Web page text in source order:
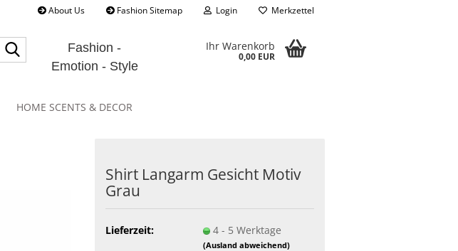
About Us Fashion Sitemap Login Merkzettel
Fashion -
Emotion - Style
Ihr Warenkorb
0,00 EUR
HOME SCENTS & DECOR
Shirt Lang­arm Ge­sicht Motiv
Grau
Lieferzeit: 4 - 5 Werktage
(Ausland abweichend)